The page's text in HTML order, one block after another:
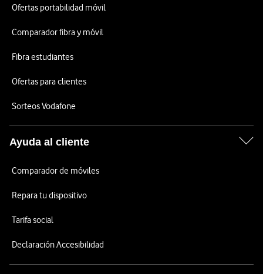
Ofertas portabilidad móvil
Comparador fibra y móvil
Fibra estudiantes
Ofertas para clientes
Sorteos Vodafone
Ayuda al cliente
Comparador de móviles
Repara tu dispositivo
Tarifa social
Declaración Accesibilidad